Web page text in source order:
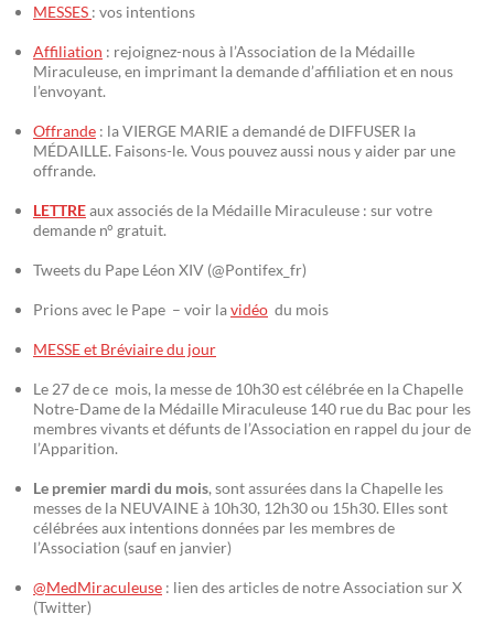
MESSES : vos intentions
Affiliation : rejoignez-nous à l’Association de la Médaille
Miraculeuse, en imprimant la demande d’affiliation et en nous
l’envoyant.
Offrande : la VIERGE MARIE a demandé de DIFFUSER la
MÉDAILLE. Faisons-le. Vous pouvez aussi nous y aider par une
offrande.
LETTREaux associés de la Médaille Miraculeuse : sur votre
demande n° gratuit.
Tweets du Pape Léon XIV (@Pontifex_fr)
Prions avec le Pape – voir lavidéo du mois
MESSE et Bréviaire du jour
Le 27 de ce mois, la messe de 10h30 est célébrée en la Chapelle
Notre-Dame de la Médaille Miraculeuse 140 rue du Bac pour les
membres vivants et défunts de l’Association en rappel du jour de
l’Apparition.
Le premier mardi du mois, sont assurées dans la Chapelle les
messes de la NEUVAINE à 10h30, 12h30 ou 15h30. Elles sont
célébrées aux intentions données par les membres de
l’Association (sauf en janvier)
@MedMiraculeuse : lien des articles de notre Association sur X
(Twitter)